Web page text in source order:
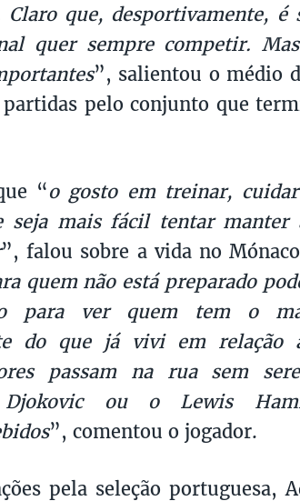
Claro que, desportivamente,
quer sempre competir.
”, salientou o médio
pelo conjunto que
“o gosto em treinar,
seja mais fácil tentar manter
”, falou sobre a vida no
quem não está preparado
para ver quem tem o
do que já vivi em relação
passam na rua sem
ou o Lewis
”, comentou o jogador.
pela seleção portuguesa,